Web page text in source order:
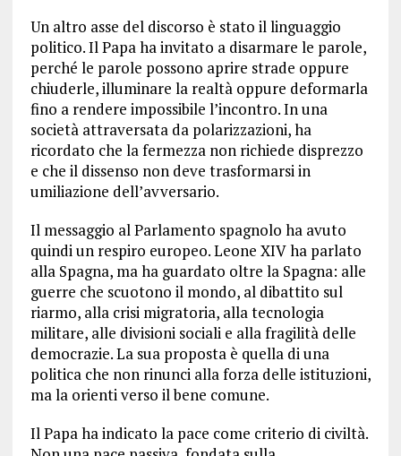
Un altro asse del discorso è stato il linguaggio
politico. Il Papa ha invitato a disarmare le parole,
perché le parole possono aprire strade oppure
chiuderle, illuminare la realtà oppure deformarla
fino a rendere impossibile l’incontro. In una
società attraversata da polarizzazioni, ha
ricordato che la fermezza non richiede disprezzo
e che il dissenso non deve trasformarsi in
umiliazione dell’avversario.
Il messaggio al Parlamento spagnolo ha avuto
quindi un respiro europeo. Leone XIV ha parlato
alla Spagna, ma ha guardato oltre la Spagna: alle
guerre che scuotono il mondo, al dibattito sul
riarmo, alla crisi migratoria, alla tecnologia
militare, alle divisioni sociali e alla fragilità delle
democrazie. La sua proposta è quella di una
politica che non rinunci alla forza delle istituzioni,
ma la orienti verso il bene comune.
Il Papa ha indicato la pace come criterio di civiltà.